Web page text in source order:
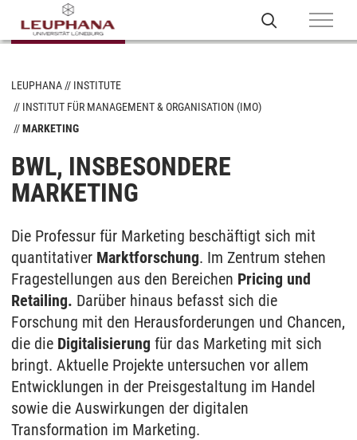
LEUPHANA
INSTITUTE
INSTITUT FÜR MANAGEMENT & ORGANISATION (IMO)
MARKETING
BWL, INSBESONDERE
MARKETING
Die Professur für Marketing beschäftigt sich mit
quantitativer Marktforschung. Im Zentrum stehen
Fragestellungen aus den Bereichen Pricing und
Retailing. Darüber hinaus befasst sich die
Forschung mit den Herausforderungen und Chancen,
die die Digitalisierung für das Marketing mit sich
bringt. Aktuelle Projekte untersuchen vor allem
Entwicklungen in der Preisgestaltung im Handel
sowie die Auswirkungen der digitalen
Transformation im Marketing.